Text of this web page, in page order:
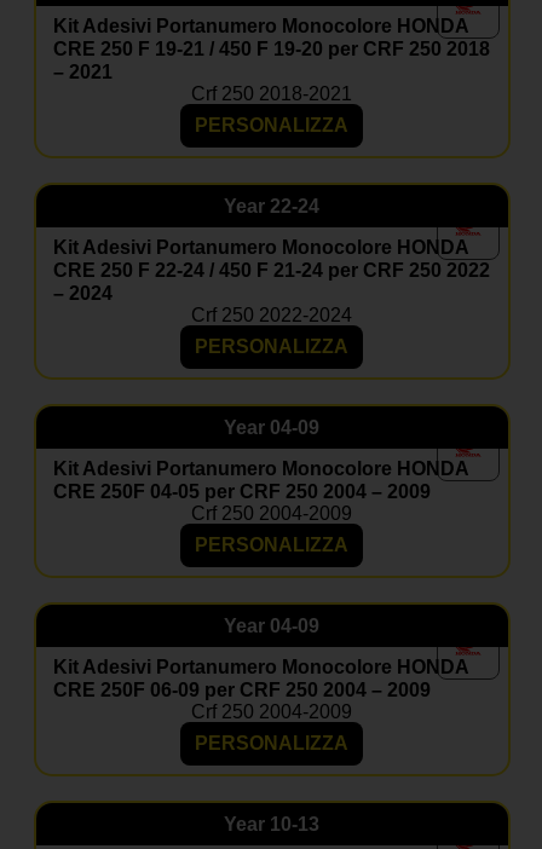
Posso aggiungere il coprisella?
Sì, nella maggior parte dei kit è disponibile come
optional coordinato.
Kit Adesivi Portanumero Monocolore HONDA
CRE 250 F 19-21 / 450 F 19-20 per CRF 250 2018
– 2021
Crf 250 2018-2021
PERSONALIZZA
Year 22-24
Kit Adesivi Portanumero Monocolore HONDA
CRE 250 F 22-24 / 450 F 21-24 per CRF 250 2022
– 2024
Crf 250 2022-2024
PERSONALIZZA
Year 04-09
Kit Adesivi Portanumero Monocolore HONDA
CRE 250F 04-05 per CRF 250 2004 – 2009
Crf 250 2004-2009
PERSONALIZZA
Year 04-09
Kit Adesivi Portanumero Monocolore HONDA
CRE 250F 06-09 per CRF 250 2004 – 2009
Crf 250 2004-2009
PERSONALIZZA
Year 10-13